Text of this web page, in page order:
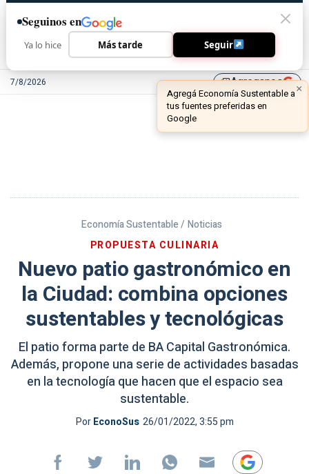
7/8/2026 library_addAgreganos
Economía Sustentable / Noticias
PROPUESTA CULINARIA
Nuevo patio gastronómico en
la Ciudad: combina opciones
sustentables y tecnológicas
El patio forma parte de BA Capital Gastronómica.
Además, propone una serie de actividades basadas
en la tecnología que hacen que el espacio sea
sustentable.
PorEconoSus 26/01/2022, 3:55 pm
Seguinos en
Ya lo hice Más tarde Seguir